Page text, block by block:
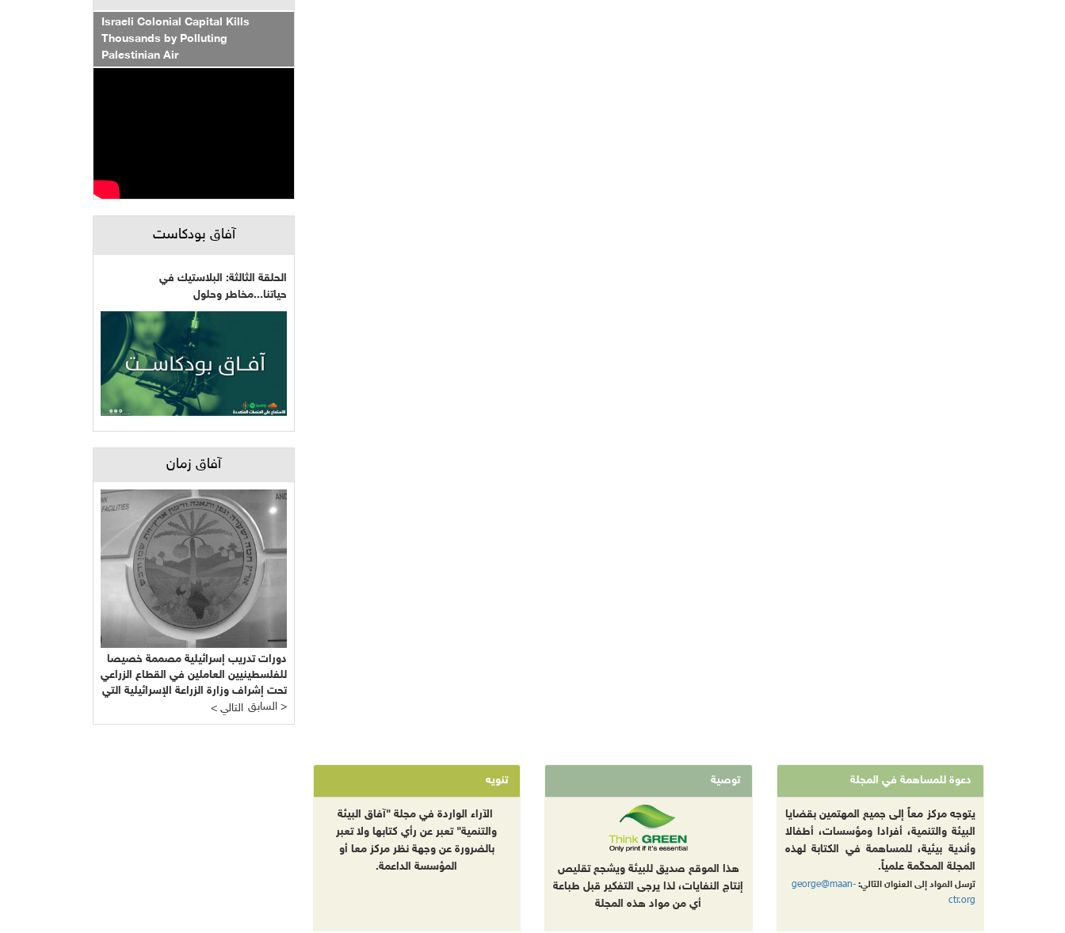
Israeli Colonial Capital Kills
Thousands by Polluting
Palestinian Air
آفاق بودكاست
الحلقة الثالثة: البلاستيك في
حياتنا...مخاطر وحلول
آفاق زمان
دورات تدريب إسرائيلية مصممة خصيصا
للفلسطينيين العاملين في القطاع الزراعي
تحت إشراف وزارة الزراعة الإسرائيلية التي
يرأسها يائير شَمِير نائب ليبرمان رئيس
"إسرائيل بيتنا"!!!
< التالي السابق >
دعوة للمساهمة في المجلة
يتوجه مركز معاً إلى جميع المهتمين بقضايا
البيئة والتنمية، أفرادا ومؤسسات، أطفالا
وأندية بيئية، للمساهمة في الكتابة لهذه
المجلة المحكّمة علمياً.
ترسل المواد إلى العنوان التالي:george@maan-
ctr.org
توصية
هذا الموقع صديق للبيئة ويشجع تقليص
إنتاج النفايات، لذا يرجى التفكير قبل طباعة
أي من مواد هذه المجلة
تنويه
الآراء الواردة في مجلة "آفاق البيئة
والتنمية" تعبر عن رأي كتابها ولا تعبر
بالضرورة عن وجهة نظر مركز معا أو
المؤسسة الداعمة.